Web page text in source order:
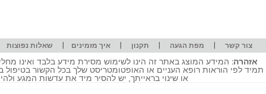
צור קשר | מפת הגעה | תקנון |איך מזמינים | שאלות נפוצות
אזהרה: המידע המוצג באתר זה הינו לשימוש מסירת מידע בלבד ואינו
תמיד לפי הוראות רופא העניים או האופטומטריסט שלך בכל הקשור
או שינוי בראייתך, יש להסיר מיד את עדשות המגע